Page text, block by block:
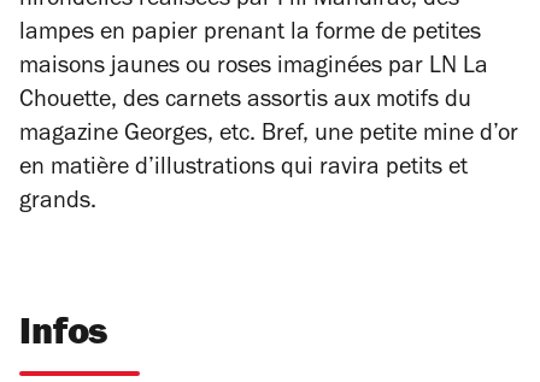
lampes en papier prenant la forme de petites
maisons jaunes ou roses imaginées par LN La
Chouette, des carnets assortis aux motifs du
magazine Georges, etc. Bref, une petite mine d’or
en matière d’illustrations qui ravira petits et
grands.
Infos